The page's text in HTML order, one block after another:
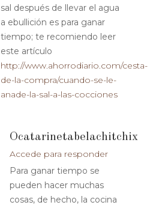
sal después de llevar el agua
a ebullición es para ganar
tiempo; te recomiendo leer
este artículo
http://www.ahorrodiario.com/cesta-
de-la-compra/cuando-se-le-
anade-la-sal-a-las-cocciones
Ocatarinetabelachitchix
Accede para responder
Para ganar tiempo se
pueden hacer muchas
cosas, de hecho, la cocina